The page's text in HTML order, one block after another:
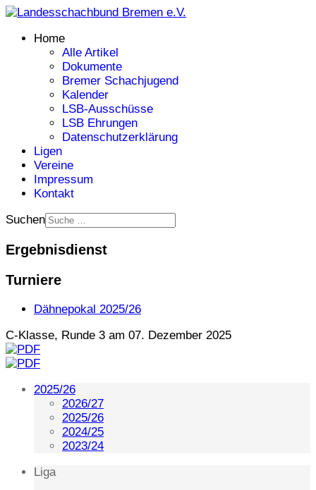
Home
Alle Artikel
Dokumente
Bremer Schachjugend
Kalender
LSB-Ausschüsse
LSB Ehrungen
Datenschutzerklärung
Ligen
Vereine
Impressum
Kontakt
Suchen
Ergebnisdienst
Turniere
Dähnepokal 2025/26
C-Klasse, Runde 3 am 07. Dezember 2025
2025/26
2026/27
2025/26
2024/25
2023/24
Liga